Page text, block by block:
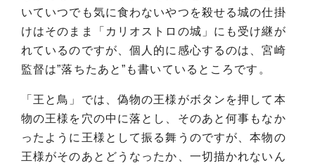
いていつでも気に食わないやつを殺せる城の仕掛
けはそのまま「カリオストロの城」にも受け継が
れているのですが、個人的に感心するのは、宮崎
監督は”落ちたあと”も書いているところです。
「王と鳥」では、偽物の王様がボタンを押して本
物の王様を穴の中に落とし、そのあと何事もなか
ったように王様として振る舞うのですが、本物の
王様がそのあとどうなったか、一切描かれないん